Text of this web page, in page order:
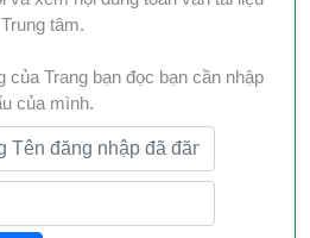
tâm.
Trang bạn đọc bạn cần nhập
của mình.